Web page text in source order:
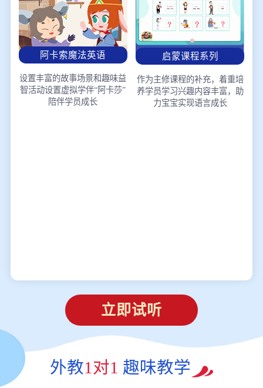
阿卡索魔法英语
设置丰富的故事场景和趣味益
智活动设置虚拟学伴“阿卡莎”
陪伴学员成长
启蒙课程系列
作为主修课程的补充，着重培
养学员学习兴趣内容丰富，助
力宝宝实现语言成长
立即试听
外教1对1 趣味教学